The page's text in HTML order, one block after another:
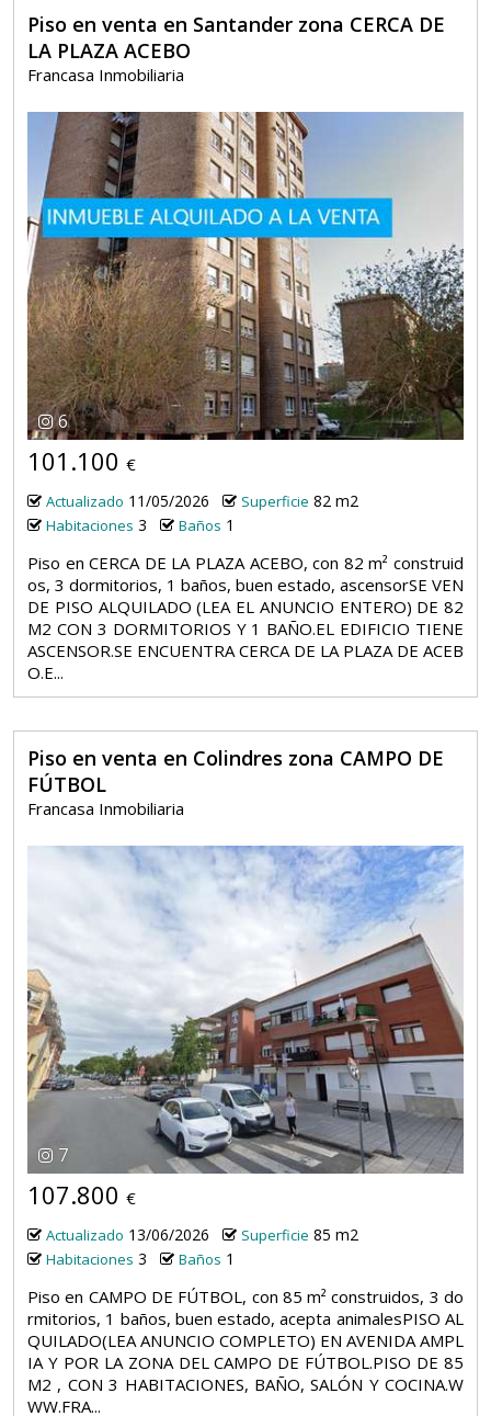
Piso en venta en Santander zona CERCA DE
LA PLAZA ACEBO
Francasa Inmobiliaria
6
101.100 €
Actualizado 11/05/2026 Superficie 82 m2
Habitaciones 3 Baños 1
Piso en CERCA DE LA PLAZA ACEBO, con 82 m² construid
os, 3 dormitorios, 1 baños, buen estado, ascensorSE VEN
DE PISO ALQUILADO (LEA EL ANUNCIO ENTERO) DE 82
M2 CON 3 DORMITORIOS Y 1 BAÑO.EL EDIFICIO TIENE
ASCENSOR.SE ENCUENTRA CERCA DE LA PLAZA DE ACEB
O.E...
Piso en venta en Colindres zona CAMPO DE
FÚTBOL
Francasa Inmobiliaria
7
107.800 €
Actualizado 13/06/2026 Superficie 85 m2
Habitaciones 3 Baños 1
Piso en CAMPO DE FÚTBOL, con 85 m² construidos, 3 do
rmitorios, 1 baños, buen estado, acepta animalesPISO AL
QUILADO(LEA ANUNCIO COMPLETO) EN AVENIDA AMPL
IA Y POR LA ZONA DEL CAMPO DE FÚTBOL.PISO DE 85
M2 , CON 3 HABITACIONES, BAÑO, SALÓN Y COCINA.W
WW.FRA...